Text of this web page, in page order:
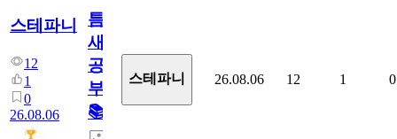
스테파니
12
1
0
26.08.06
틈
새
공
부!
📚
스테파니 26.08.06 12 1 0